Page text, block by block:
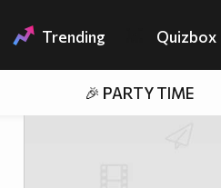
Trending Quizbox
🎉 PARTY TIME